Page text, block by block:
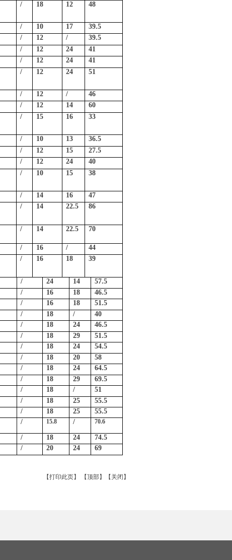
/ 18 12 48
/ 10 17
39.5
/ 12 /
39.5
/ 12 24
41
/ 12 24
41
/ 12 24 51
/ 12 /
46
/ 12 14
60
/ 15 16 33
/ 10 13
36.5
/ 12 15
27.5
/ 12 24
40
/ 10 15 38
/ 14 16
47
/ 14 22.5 86
/ 14 22.5 70
/ 16 /
44
/ 16 18 39
/ 24 14
57.5
/ 16 18
46.5
/ 16 18
51.5
/ 18 /
40
/ 18 24
46.5
/ 18 29
51.5
/ 18 24
54.5
/ 18 20
58
/ 18 24
64.5
/ 18 29
69.5
/ 18 /
51
/ 18 25
55.5
/ 18 25
55.5
/ 15.8 / 70.6
/ 18 24
74.5
/ 20 24 69
【打印此页】 【顶部】【 关闭 】